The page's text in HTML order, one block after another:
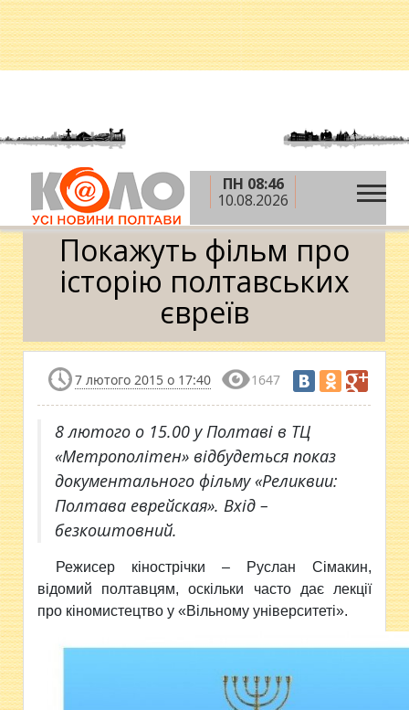
ПН 08:46
10.08.2026
Головна » Новини » Афіша »Покажуть фільм
про історію полтавських євреїв
Покажуть фільм про
історію полтавських
євреїв
7 лютого 2015 о 17:40 1647
8 лютого о 15.00 у Полтаві в ТЦ
«Метрополітен» відбудеться показ
документального фільму «Реликвии:
Полтава еврейская». Вхід –
безкоштовний.
Режисер кінострічки – Руслан Сімакин,
відомий полтавцям, оскільки часто дає лекції
про кіномистецтво у «Вільному університеті».